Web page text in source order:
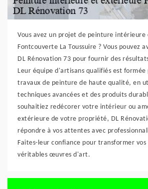
Vous avez un projet de peinture
Fontcouverte La Toussuire ? Vous pouvez
DL Rénovation 73 pour fournir des
Leur équipe d'artisans qualifiés est formée
travaux de peinture de haute qualité, en
techniques avancées et des produits
souhaitiez redécorer votre intérieur ou
extérieure de votre propriété, DL
répondre à vos attentes avec
Faites-leur confiance pour transformer vos
véritables œuvres d'art.